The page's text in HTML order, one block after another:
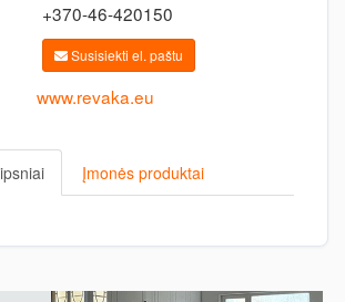
+370-46-420150
Susisiekti el. paštu
www.revaka.eu
Įmonės produktai